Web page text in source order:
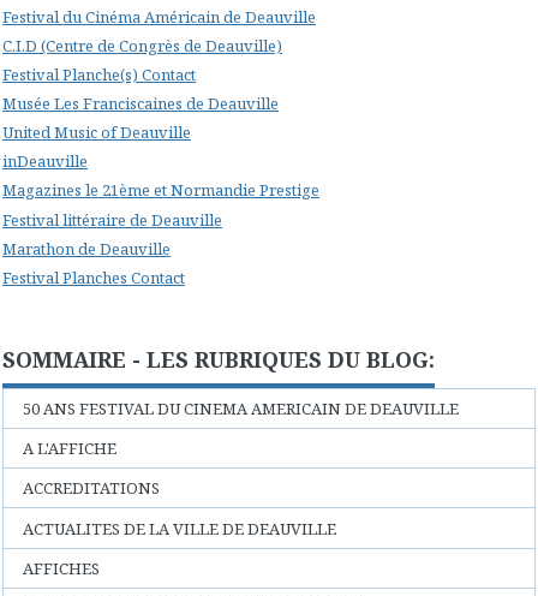
Festival du Cinéma Américain de Deauville
C.I.D (Centre de Congrès de Deauville)
Festival Planche(s) Contact
Musée Les Franciscaines de Deauville
United Music of Deauville
inDeauville
Magazines le 21ème et Normandie Prestige
Festival littéraire de Deauville
Marathon de Deauville
Festival Planches Contact
SOMMAIRE - LES RUBRIQUES DU BLOG:
50 ANS FESTIVAL DU CINEMA AMERICAIN DE DEAUVILLE
A L'AFFICHE
ACCREDITATIONS
ACTUALITES DE LA VILLE DE DEAUVILLE
AFFICHES